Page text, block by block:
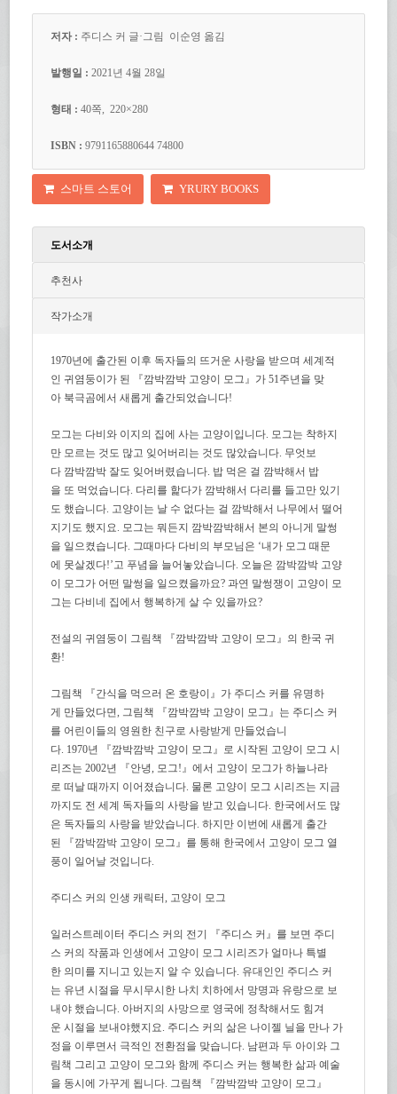
저자 : 주디스 커 글·그림 이순영 옮김
발행일 : 2021년 4월 28일
형태 :40쪽, 220×280
ISBN :9791165880644 74800
스마트 스토어 YRURY BOOKS
도서소개
추천사
작가소개
1970년에 출간된 이후 독자들의 뜨거운 사랑을 받으며 세계적
인 귀염둥이가 된 『깜박깜박 고양이 모그』가51 주년을 맞
아 북극곰에서 새롭게 출간되었습니다!
모그는 다비와 이지의 집에 사는 고양이입니다 모그는 착하지
만 모르는 것도 많고 잊어버리는 것도 많았습니다 무엇보
다 깜박깜박 잘도 잊어버렸습니다 밥 먹은 걸 깜박해서 밥
을 또 먹었습니다 다리를 핥다가 깜박해서 다리를 들고만 있기
도 했습니다 고양이는 날 수 없다는 걸 깜박해서 나무에서 떨어
지기도 했지요
모그는 뭐든지 깜박깜박해서 본의 아니게 말썽
을 일으켰습니다 그때마다 다비의 부모님은 ‘내가 모그 때문
에 못살겠다!’ 고 푸념을 늘어놓았습니다 오늘은 깜박깜박 고양
이 모그가 어떤 말썽을 일으켰을까요?과연 말썽쟁이 고양이 모
그는 다비네 집에서 행복하게 살 수 있을까요?
전설의 귀염둥이 그림책 『깜박깜박 고양이 모그』의 한국 귀
환!
그림책 『간식을 먹으러 온 호랑이』가 주디스 커를 유명하
게 만들었다면
그림책 『깜박깜박 고양이 모그』는 주디스 커
를 어린이들의 영원한 친구로 사랑받게 만들었습니
다 . 1970년 『깜박깜박 고양이 모그』로 시작된 고양이 모그 시
리즈는2002년 『안녕 모그 ! 』에서 고양이 모그가 하늘나라
로 떠날 때까지 이어졌습니다 물론 고양이 모그 시리즈는 지금
까지도 전 세계 독자들의 사랑을 받고 있습니다 한국에서도 많
은 독자들의 사랑을 받았습니다 .하지만 이번에 새롭게 출간
된 『깜박깜박 고양이 모그』를 통해 한국에서 고양이 모그 열
풍이 일어날 것입니다
주디스 커의 인생 캐릭터 고양이 모그
일러스트레이터 주디스 커의 전기 『주디스 커』를 보면 주디
스 커의 작품과 인생에서 고양이 모그 시리즈가 얼마나 특별
한 의미를 지니고 있는지 알 수 있습니다 유대인인 주디스 커
는 유년 시절을 무시무시한 나치 치하에서 망명과 유랑으로 보
내야 했습니다 아버지의 사망으로 영국에 정착해서도 힘겨
운 시절을 보내야했지요
주디스 커의 삶은 나이젤 닐을 만나 가
정을 이루면서 극적인 전환점을 맞습니다 남편과 두 아이와 그
림책 그리고 고양이 모그와 함께 주디스 커는 행복한 삶과 예술
을 동시에 가꾸게 됩니다 그림책 『깜박깜박 고양이 모그』